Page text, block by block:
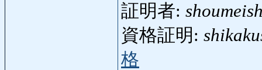
証明者:
資格証明:
格